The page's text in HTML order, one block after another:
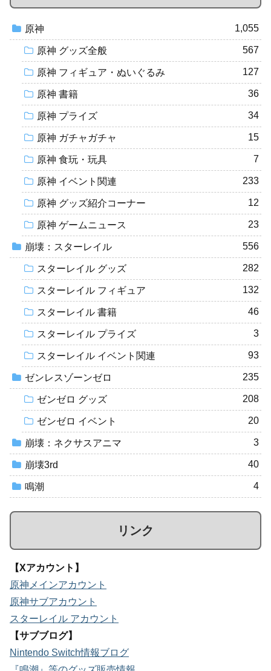
原神 1,055
原神 グッズ全般 567
原神 フィギュア・ぬいぐるみ 127
原神 書籍 36
原神 プライズ 34
原神 ガチャガチャ 15
原神 食玩・玩具 7
原神 イベント関連 233
原神 グッズ紹介コーナー 12
原神 ゲームニュース 23
崩壊：スターレイル 556
スターレイル グッズ 282
スターレイル フィギュア 132
スターレイル 書籍 46
スターレイル プライズ 3
スターレイル イベント関連 93
ゼンレスゾーンゼロ 235
ゼンゼロ グッズ 208
ゼンゼロ イベント 20
崩壊：ネクサスアニマ 3
崩壊3rd 40
鳴潮 4
リンク
【Xアカウント】
原神メインアカウント
原神サブアカウント
スターレイル アカウント
【サブブログ】
Nintendo Switch情報ブログ